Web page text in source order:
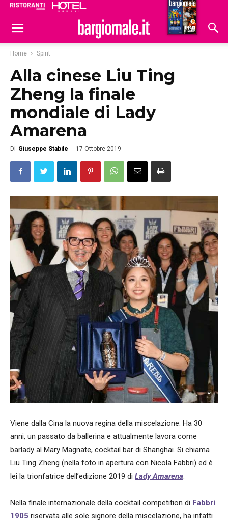
Hoteldomani
Home Spirit
Alla cinese Liu Ting
Zheng la finale
mondiale di Lady
Amarena
Di Giuseppe Stabile - 17 Ottobre 2019
Viene dalla Cina la nuova regina della miscelazione. Ha 30
anni, un passato da ballerina e attualmente lavora come
barlady al Mary Magnate, cocktail bar di Shanghai. Si chiama
Liu Ting Zheng (nella foto in apertura con Nicola Fabbri) ed è
lei la trionfatrice dell’edizione 2019 di Lady Amarena.
Nella finale internazionale della cocktail competition di Fabbri
1905 riservata alle sole signore della miscelazione, ha infatti